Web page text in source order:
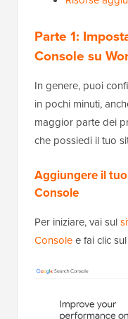
Parte 1:
Console su
In genere, puoi
in pochi minuti,
maggior parte dei
che possiedi il tuo
Aggiungere il
Console
Per iniziare, vai sul
Consolee fai clic